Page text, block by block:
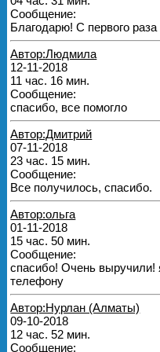
Сообщение:
Благодарю! С первого
Автор:Людмила
12-11-2018
11 час. 16 мин.
Сообщение:
спасибо, все помогло
Автор:Дмитрий
07-11-2018
23 час. 15 мин.
Сообщение:
Все получилось, спасибо.
Автор:ольга
01-11-2018
15 час. 50 мин.
Сообщение:
спасибо! Очень выручили!
телефону
Автор:Нурлан (Алматы)
09-10-2018
12 час. 52 мин.
Сообщение: